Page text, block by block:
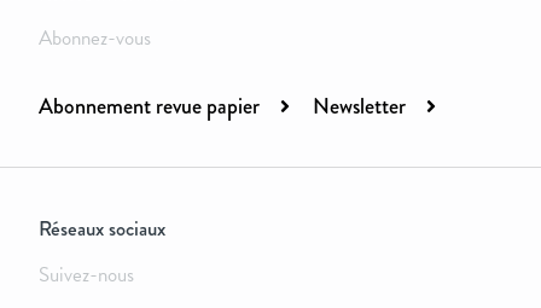
Abonnez-vous
Abonnement revue papier Newsletter
Réseaux sociaux
Suivez-nous